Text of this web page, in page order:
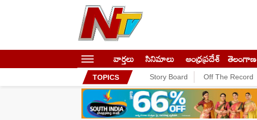
వార్తలు సినిమాలు ఆంధ్రప్రదేశ్ తెలంగాణ
TOPICS Story Board Off The Record